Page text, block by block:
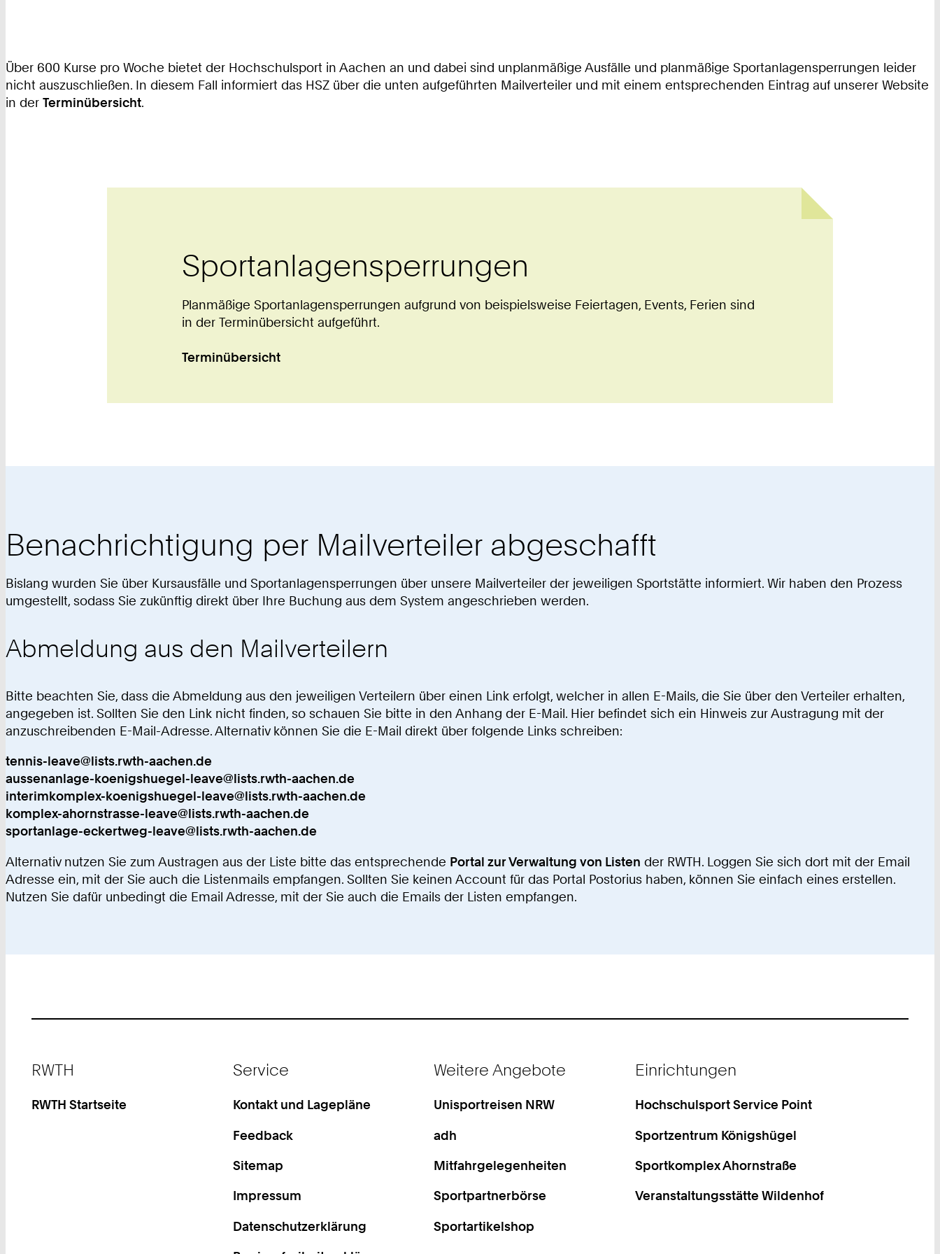
Über 600 Kurse pro Woche bietet der Hochschulsport in Aachen an und dabei sind unplanmäßige Ausfälle und planmäßige Sportanlagensperrungen leider
nicht auszuschließen. In diesem Fall informiert das HSZ über die unten aufgeführten Mailverteiler und mit einem entsprechenden Eintrag auf unserer Website
in der Terminübersicht.
Sportanlagensperrungen
Planmäßige Sportanlagensperrungen aufgrund von beispielsweise Feiertagen, Events, Ferien sind
in der Terminübersicht aufgeführt.
Terminübersicht
Benachrichtigung per Mailverteiler abgeschafft
Bislang wurden Sie über Kursausfälle und Sportanlagensperrungen über unsere Mailverteiler der jeweiligen Sportstätte informiert. Wir haben den Prozess
umgestellt, sodass Sie zukünftig direkt über Ihre Buchung aus dem System angeschrieben werden.
Abmeldung aus den Mailverteilern
Bitte beachten Sie, dass die Abmeldung aus den jeweiligen Verteilern über einen Link erfolgt, welcher in allen E-Mails, die Sie über den Verteiler erhalten,
angegeben ist. Sollten Sie den Link nicht finden, so schauen Sie bitte in den Anhang der E-Mail. Hier befindet sich ein Hinweis zur Austragung mit der
anzuschreibenden E-Mail-Adresse. Alternativ können Sie die E-Mail direkt über folgende Links schreiben:
tennis-leave@lists.rwth-aachen.de
aussenanlage-koenigshuegel-leave@lists.rwth-aachen.de
interimkomplex-koenigshuegel-leave@lists.rwth-aachen.de
komplex-ahornstrasse-leave@lists.rwth-aachen.de
sportanlage-eckertweg-leave@lists.rwth-aachen.de
Alternativ nutzen Sie zum Austragen aus der Liste bitte das entsprechende Portal zur Verwaltung von Listen der RWTH. Loggen Sie sich dort mit der Email
Adresse ein, mit der Sie auch die Listenmails empfangen. Sollten Sie keinen Account für das Portal Postorius haben, können Sie einfach eines erstellen.
Nutzen Sie dafür unbedingt die Email Adresse, mit der Sie auch die Emails der Listen empfangen.
RWTH
RWTH Startseite
Service
Kontakt und Lagepläne
Feedback
Sitemap
Impressum
Datenschutzerklärung
Weitere Angebote
Unisportreisen NRW
adh
Mitfahrgelegenheiten
Sportpartnerbörse
Sportartikelshop
Einrichtungen
Hochschulsport Service Point
Sportzentrum Königshügel
Sportkomplex Ahornstraße
Veranstaltungsstätte Wildenhof